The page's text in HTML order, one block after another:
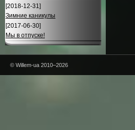
[2018-12-31]
Зимние каникулы
[2017-06-30]
Мы в отпуске!
© Willem-ua 2010–2026